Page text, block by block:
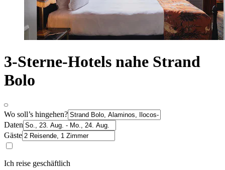
3-Sterne-Hotels nahe Strand
Bolo
Wo soll’s hingehen?
Daten
Gäste
Ich reise geschäftlich